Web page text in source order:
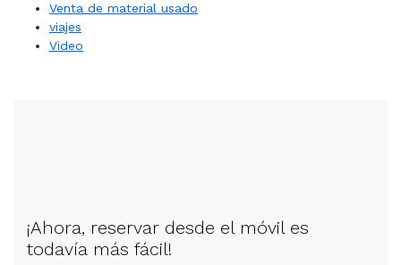
Venta de material usado
viajes
Video
¡Ahora, reservar desde el móvil es
todavía más fácil!